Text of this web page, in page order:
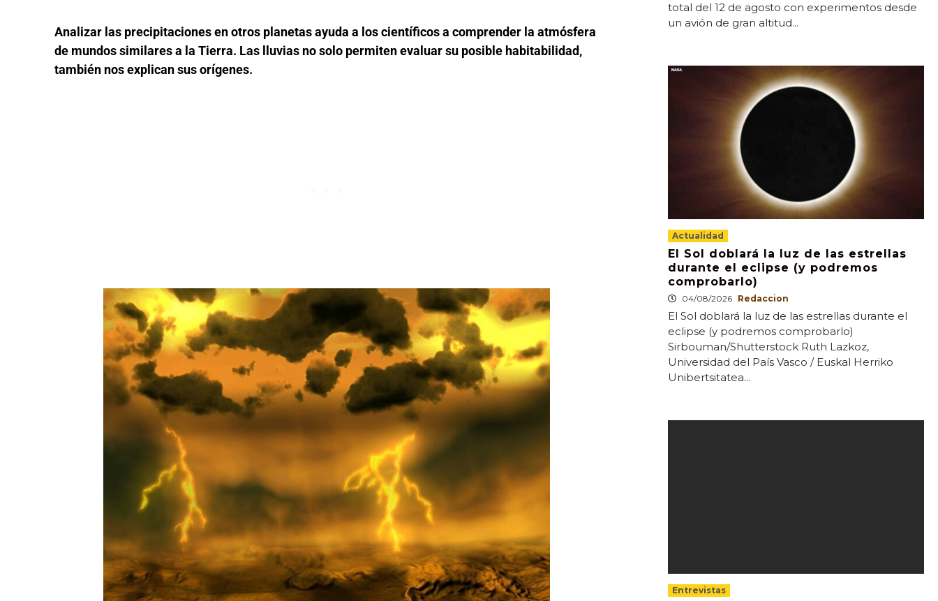
Analizar las precipitaciones en otros planetas ayuda a los científicos a comprender la atmósfera
de mundos similares a la Tierra. Las lluvias no solo permiten evaluar su posible habitabilidad,
también nos explican sus orígenes.
total del 12 de agosto con experimentos desde
un avión de gran altitud...
Actualidad
El Sol doblará la luz de las estrellas
durante el eclipse (y podremos
comprobarlo)
04/08/2026 Redaccion
El Sol doblará la luz de las estrellas durante el
eclipse (y podremos comprobarlo)
Sirbouman/Shutterstock Ruth Lazkoz,
Universidad del País Vasco / Euskal Herriko
Unibertsitatea...
Entrevistas